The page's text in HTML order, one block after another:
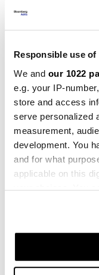
Responsible use
We and our 1022
e.g. your IP-
store and access
serve personalized
measurement,
development. You
and for what
applicable on this
your choices. You
If you allow, we
Collect
BiH